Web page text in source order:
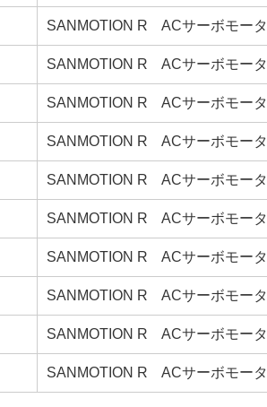
SANMOTION R ACサーボモータ
SANMOTION R ACサーボモータ
SANMOTION R ACサーボモータ
SANMOTION R ACサーボモータ
SANMOTION R ACサーボモータ
SANMOTION R ACサーボモータ
SANMOTION R ACサーボモータ
SANMOTION R ACサーボモータ
SANMOTION R ACサーボモータ
SANMOTION R ACサーボモータ